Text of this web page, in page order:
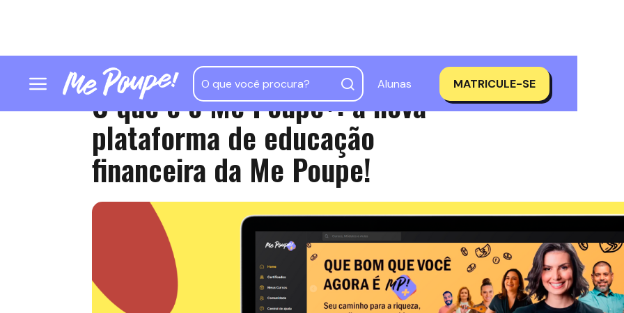
Alunas MATRICULE-SE
O que é o Me Poupe+: a nova
plataforma de educação
financeira da Me Poupe!